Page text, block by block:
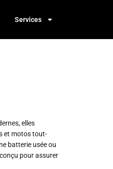
Services
elles
et motos tout-
batterie usée ou
pour assurer